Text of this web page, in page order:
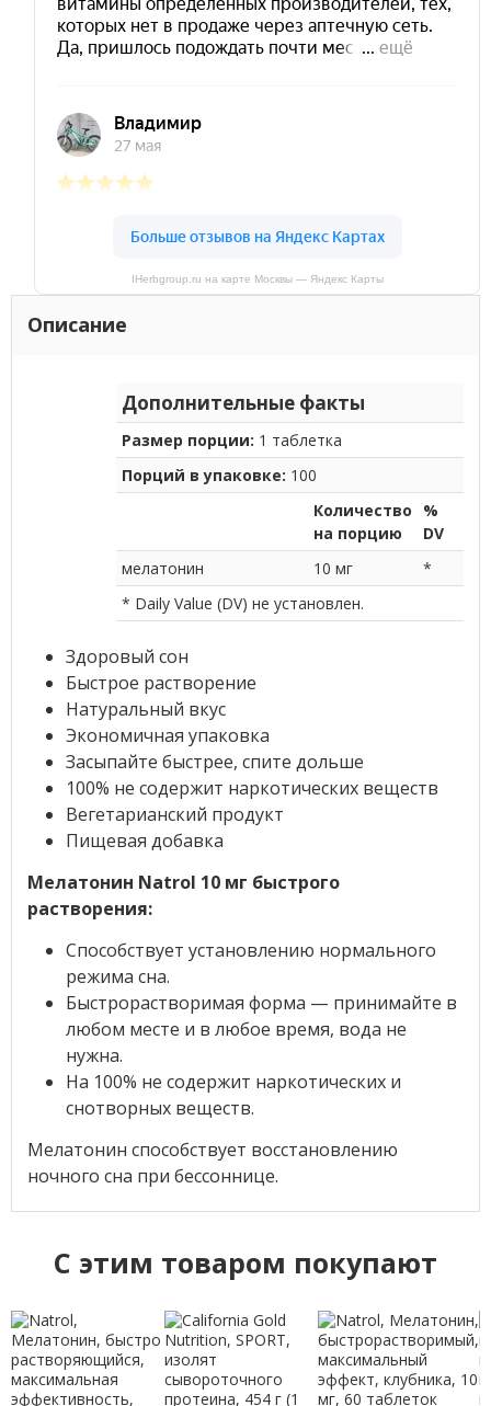
IHerbgroup.ru на карте Москвы — Яндекс Карты
Описание
Дополнительные факты
Размер порции: 1 таблетка
Порций в упаковке: 100
Количество
на порцию
%
DV
мелатонин
10 мг
*
* Daily Value (DV) не установлен.
Здоровый сон
Быстрое растворение
Натуральный вкус
Экономичная упаковка
Засыпайте быстрее, спите дольше
100% не содержит наркотических веществ
Вегетарианский продукт
Пищевая добавка
Мелатонин Natrol 10 мг быстрого
растворения:
Способствует установлению нормального
режима сна.
Быстрорастворимая форма — принимайте в
любом месте и в любое время, вода не
нужна.
На 100% не содержит наркотических и
снотворных веществ.
Мелатонин способствует восстановлению
ночного сна при бессоннице.
C этим товаром покупают